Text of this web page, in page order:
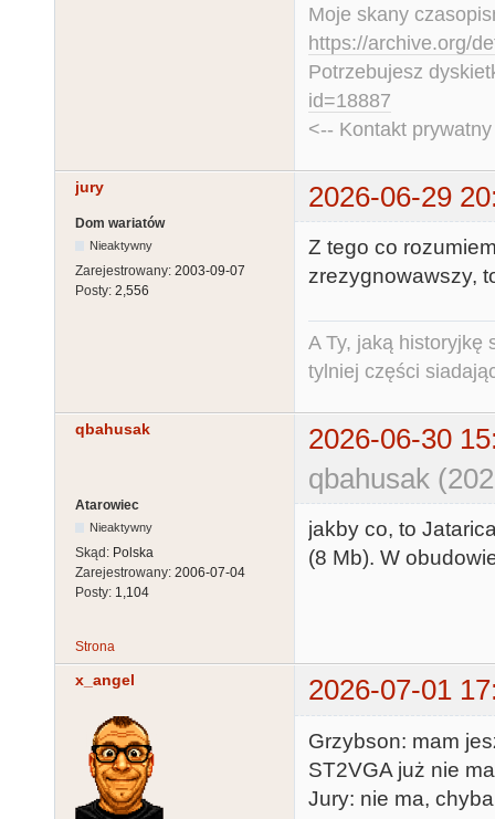
Moje skany
https://archive.org/
Potrzebujesz
id=18887
<-- Kontakt
jury 2026-06-29
Dom wariatów
Nieaktywny
Zarejestrowany: 2003-09-07
Posty: 2,556
Z tego co
zrezygnowawszy,
A Ty, jaką historyjkę
tylniej części
qbahusak
2026-06-30
qbahusak
Atarowiec
Nieaktywny
Skąd: Polska
Zarejestrowany: 2006-07-04
Posty: 1,104
jakby co, to
(8 Mb). W
Strona
x_angel 2026-07-01
Grzybson: mam
ST2VGA już nie
Jury: nie ma,